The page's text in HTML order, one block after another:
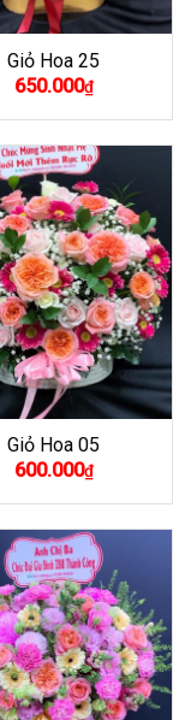
Giỏ Hoa 25
650.000₫
Giỏ Hoa 05
600.000₫